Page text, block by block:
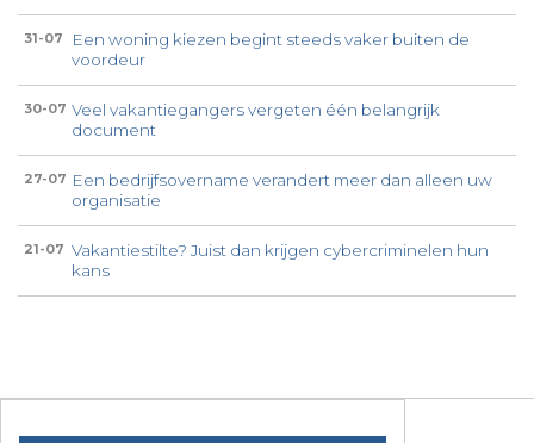
31-07
Een woning kiezen begint steeds vaker buiten de
voordeur
30-07 Veel vakantiegangers vergeten één belangrijk
document
27-07 Een bedrijfsovername verandert meer dan alleen uw
organisatie
21-07 Vakantiestilte? Juist dan krijgen cybercriminelen hun
kans